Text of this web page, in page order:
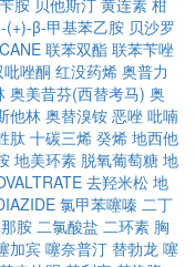
苄胺 贝他斯汀 黄连素 柑
(+)-β-甲基苯乙胺 贝沙罗
联苯双酯 联苯苄唑
吡唑酮 红没药烯 奥普力
奥美昔芬(西替考马) 奥
他林 奥替溴铵 恶唑 吡喃
肽 十碳三烯 癸烯 地西他
地美环素 脱氧葡萄糖 地
去羟米松 地
氯甲苯噻嗪 二丁
胺 二氯酸盐 二环素 胸
加宾 噻奈普汀 替勃龙 噻